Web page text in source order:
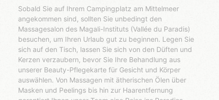
Sobald Sie auf Ihrem Campingplatz am Mittelmeer
angekommen sind, sollten Sie unbedingt den
Massagesalon des Magali-Instituts (Vallée du Paradis)
besuchen, um Ihren Urlaub gut zu beginnen. Legen Sie
sich auf den Tisch, lassen Sie sich von den Düften und
Kerzen verzaubern, bevor Sie Ihre Behandlung aus
unserer Beauty-Pflegekarte für Gesicht und Körper
auswählen. Von Massagen mit ätherischen Ölen über
Masken und Peelings bis hin zur Haarentfernung